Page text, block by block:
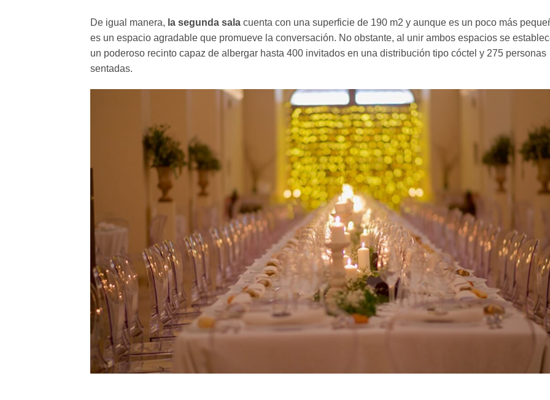
De igual manera, la segunda sala cuenta con una superficie de 190 m2 y aunque es un poco más
es un espacio agradable que promueve la conversación. No obstante, al unir ambos espacios se
un poderoso recinto capaz de albergar hasta 400 invitados en una distribución tipo cóctel y 275 personas
sentadas.